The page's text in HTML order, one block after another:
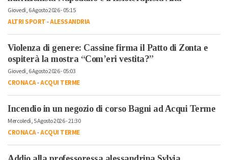
Giovedì, 6 Agosto 2026 - 05:15
ALTRI SPORT-ALESSANDRIA
Violenza di genere: Cassine firma il Patto di Zonta e
ospiterà la mostra “Com’eri vestita?”
Giovedì, 6 Agosto 2026 - 05:03
CRONACA-ACQUI TERME
Incendio in un negozio di corso Bagni ad Acqui Terme
Mercoledì, 5 Agosto 2026 - 21:30
CRONACA-ACQUI TERME